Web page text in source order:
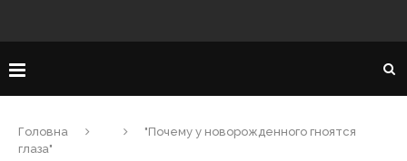
Головна
"Почему у новорожденного гноятся
глаза"